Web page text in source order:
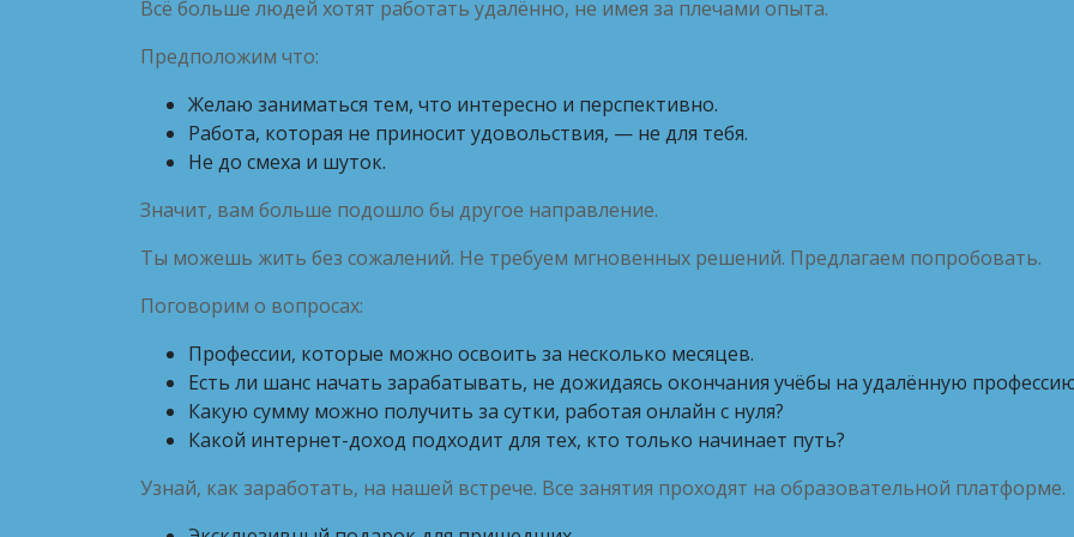
Всё больше людей хотят работать удалённо, не имея за плечами опыта.
Предположим что:
Желаю заниматься тем, что интересно и перспективно.
Работа, которая не приносит удовольствия, — не для тебя.
Не до смеха и шуток.
Значит, вам больше подошло бы другое направление.
Ты можешь жить без сожалений. Не требуем мгновенных решений. Предлагаем попробовать.
Поговорим о вопросах:
Профессии, которые можно освоить за несколько месяцев.
Есть ли шанс начать зарабатывать, не дожидаясь окончания учёбы на удалённую
Какую сумму можно получить за сутки, работая онлайн с нуля?
Какой интернет-доход подходит для тех, кто только начинает путь?
Узнай, как заработать, на нашей встрече. Все занятия проходят на образовательной платформе.